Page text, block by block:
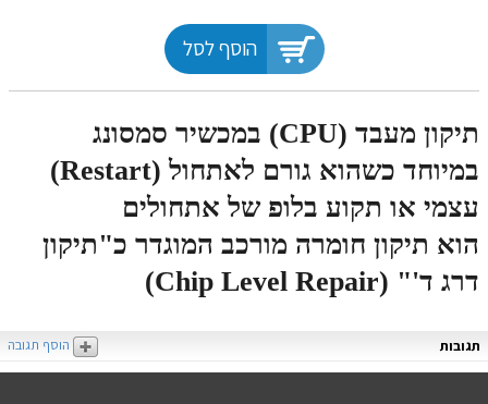
הוסף לסל
תיקון מעבד (CPU) במכשיר סמסונג
במיוחד כשהוא גורם לאתחול (Restart)
עצמי או תקוע בלופ של אתחולים
הוא תיקון חומרה מורכב המוגדר כ"תיקון
דרג ד'" (Chip Level Repair)
תגובות הוסף תגובה